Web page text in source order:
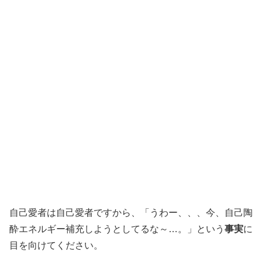
自己愛者は自己愛者ですから、「うわー、、、今、自己陶
酔エネルギー補充しようとしてるな～…。」という 事実に
目を向けてください。